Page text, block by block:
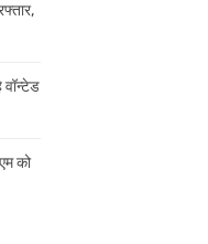
को